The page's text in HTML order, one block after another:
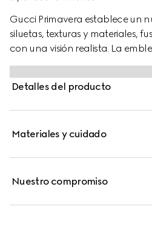
Gucci Primavera establece un
siluetas, texturas y materiales,
con una visión realista. La
G presenta un perfil recortado
GG, aportando un toque de
Detalles del producto
Materiales y cuidado
Nuestro compromiso